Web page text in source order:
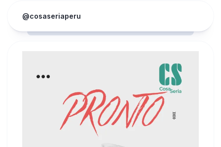
@cosaseriaperu